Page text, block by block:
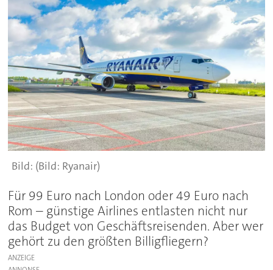
(Bild: Ryanair)
Für 99 Euro nach London oder 49 Euro nach
Rom – günstige Airlines entlasten nicht nur
das Budget von Geschäftsreisenden. Aber wer
gehört zu den größten Billigfliegern?
ANZEIGE